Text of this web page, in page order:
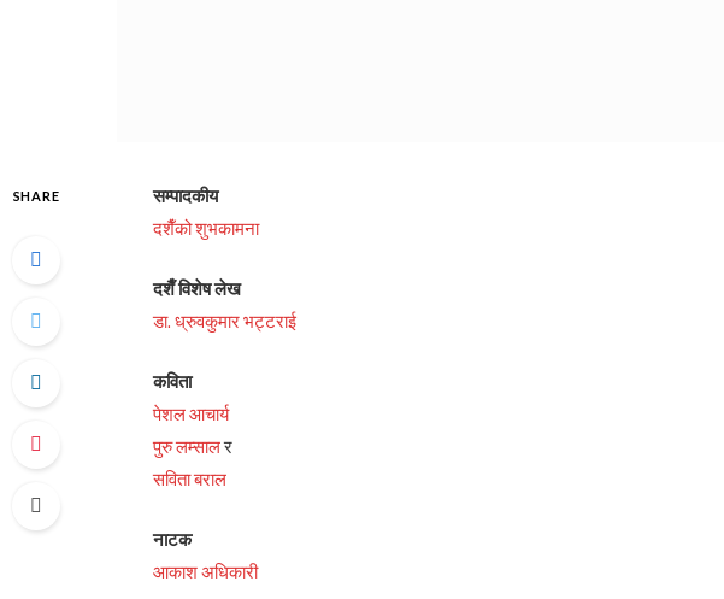
SHARE
सम्पादकीय
दशैँको शुभकामना
दशैँ विशेष लेख
डा. ध्रुवकुमार भट्टराई
कविता
पेशल आचार्य
पुरु लम्सालर
सविता बराल
नाटक
आकाश अधिकारी